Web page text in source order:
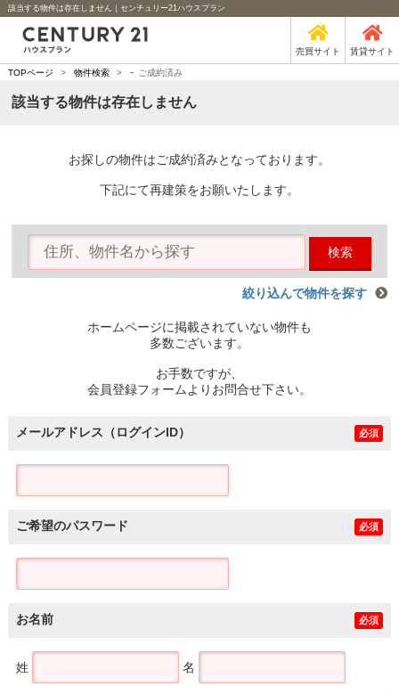
該当する物件は存在しません｜センチュリー21ハウスプラン
売買サイト 賃貸サイト
TOPページ > 物件検索 > - ご成約済み
該当する物件は存在しません
お探しの物件はご成約済みとなっております。
下記にて再建策をお願いたします。
検索
絞り込んで物件を探す
ホームページに掲載されていない物件も
多数ございます。
お手数ですが、
会員登録フォームよりお問合せ下さい。
メールアドレス（ログインID） 必須
ご希望のパスワード 必須
お名前 必須
姓 名